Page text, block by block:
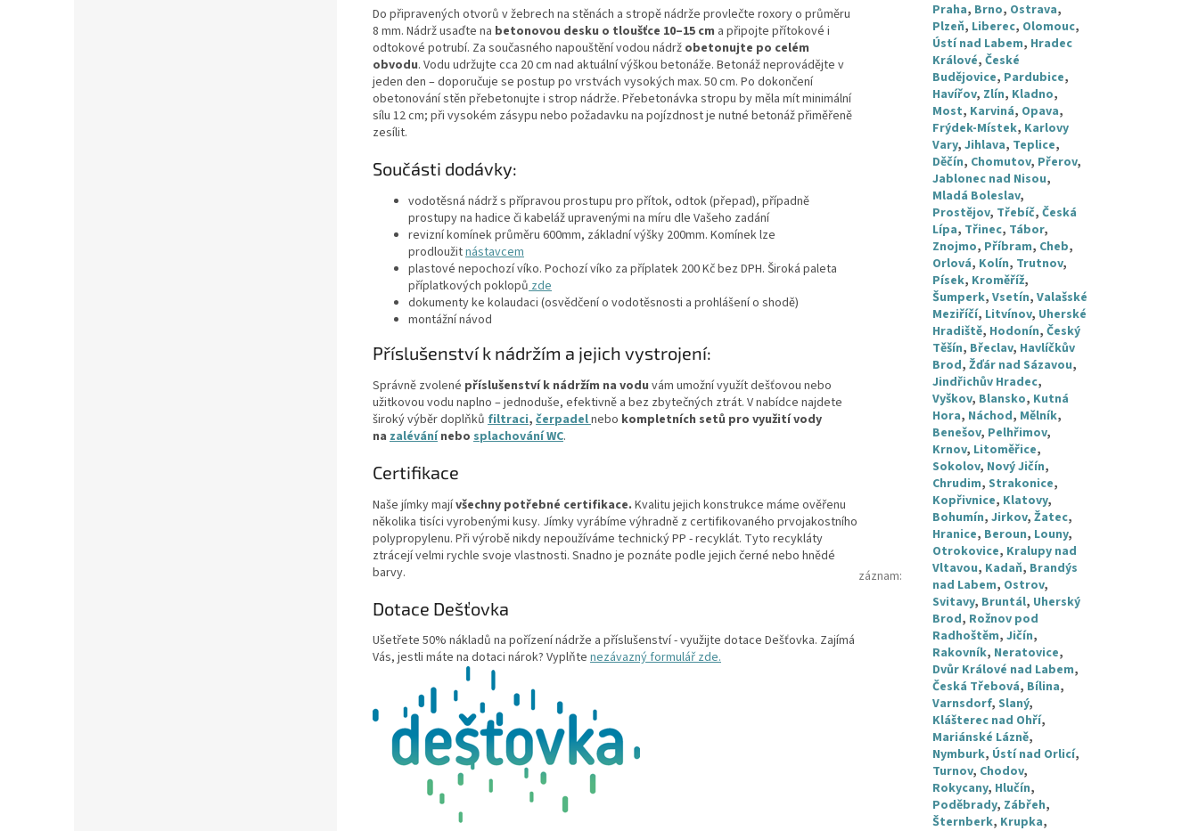
Do připravených otvorů v žebrech na stěnách a stropě nádrže provlečte roxory o průměru
8 mm. Nádrž usaďte na betonovou desku o tloušťce 10–15 cm a připojte přítokové i
odtokové potrubí. Za současného napouštění vodou nádrž obetonujte po celém
obvodu. Vodu udržujte cca 20 cm nad aktuální výškou betonáže. Betonáž neprovádějte v
jeden den – doporučuje se postup po vrstvách vysokých max. 50 cm. Po dokončení
obetonování stěn přebetonujte i strop nádrže. Přebetonávka stropu by měla mít minimální
sílu 12 cm; při vysokém zásypu nebo požadavku na pojízdnost je nutné betonáž přiměřeně
zesílit.
Součásti dodávky:
vodotěsná nádrž s přípravou prostupu pro přítok, odtok (přepad), případně
prostupy na hadice či kabeláž upravenými na míru dle Vašeho zadání
revizní komínek průměru 600mm, základní výšky 200mm. Komínek lze
prodloužitnástavcem
plastové nepochozí víko. Pochozí víko za příplatek 200 Kč bez DPH. Široká paleta
příplatkových poklopů zde
dokumenty ke kolaudaci (osvědčení o vodotěsnosti a prohlášení o shodě)
montážní návod
Příslušenství k nádržím a jejich vystrojení:
Správně zvolené příslušenství k nádržím na vodu vám umožní využít dešťovou nebo
užitkovou vodu naplno – jednoduše, efektivně a bez zbytečných ztrát. V nabídce najdete
široký výběr doplňků filtraci, čerpadelnebo kompletních setů pro využití vody
na zalévání nebo splachování WC.
Certifikace
Naše jímky majívšechny potřebné certifikace. Kvalitu jejich konstrukce máme ověřenu
několika tisíci vyrobenými kusy. Jímky vyrábíme výhradně z certifikovaného prvojakostního
polypropylenu. Při výrobě nikdy nepoužíváme technický PP - recyklát. Tyto recykláty
ztrácejí velmi rychle svoje vlastnosti. Snadno je poznáte podle jejich černé nebo hnědé
barvy.
Dotace Dešťovka
Ušetřete 50% nákladů na pořízení nádrže a příslušenství - využijte dotace Dešťovka. Zajímá
Vás, jestli máte na dotaci nárok? Vyplňte nezávazný formulář zde.
záznam:
Praha, Brno, Ostrava,
Plzeň, Liberec, Olomouc,
Ústí nad Labem, Hradec
Králové,České
Budějovice, Pardubice,
Havířov, Zlín, Kladno,
Most, Karviná, Opava,
Frýdek-Místek, Karlovy
Vary,Jihlava, Teplice,
Děčín, Chomutov, Přerov,
Jablonec nad Nisou,
Mladá Boleslav,
Prostějov, Třebíč,Česká
Lípa, Třinec, Tábor,
Znojmo, Příbram, Cheb,
Orlová, Kolín, Trutnov,
Písek, Kroměříž,
Šumperk,Vsetín,Valašské
Meziříčí, Litvínov, Uherské
Hradiště, Hodonín,Český
Těšín, Břeclav, Havlíčkův
Brod,Žďár nad Sázavou,
Jindřichův Hradec,
Vyškov, Blansko, Kutná
Hora, Náchod, Mělník,
Benešov, Pelhřimov,
Krnov, Litoměřice,
Sokolov, Nový Jičín,
Chrudim,Strakonice,
Kopřivnice, Klatovy,
Bohumín,Jirkov,Žatec,
Hranice, Beroun, Louny,
Otrokovice, Kralupy nad
Vltavou, Kadaň, Brandýs
nad Labem, Ostrov,
Svitavy, Bruntál, Uherský
Brod, Rožnov pod
Radhoštěm,Jičín,
Rakovník, Neratovice,
Dvůr Králové nad Labem,
Česká Třebová, Bílina,
Varnsdorf,Slaný,
Klášterec nad Ohří,
Mariánské Lázně,
Nymburk, Ústí nad Orlicí,
Turnov, Chodov,
Rokycany, Hlučín,
Poděbrady, Zábřeh,
Šternberk, Krupka,